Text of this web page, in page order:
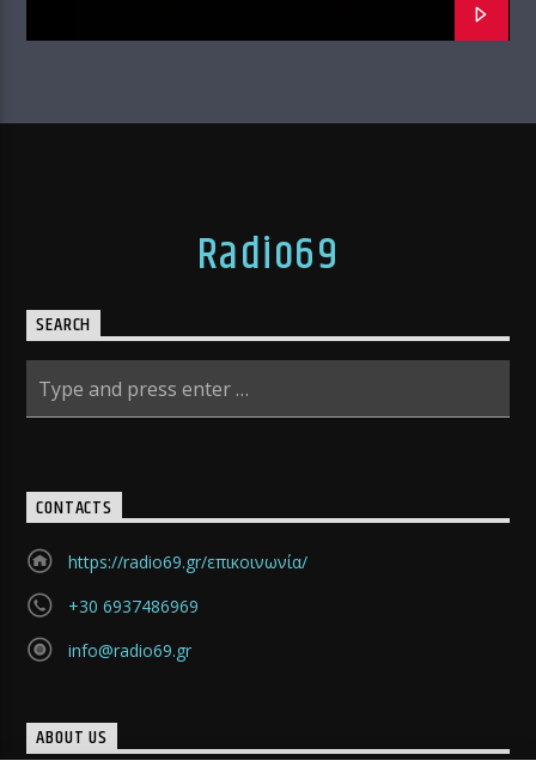
Radio69
SEARCH
CONTACTS
https://radio69.gr/επικοινωνία/
+30 6937486969
info@radio69.gr
ABOUT US